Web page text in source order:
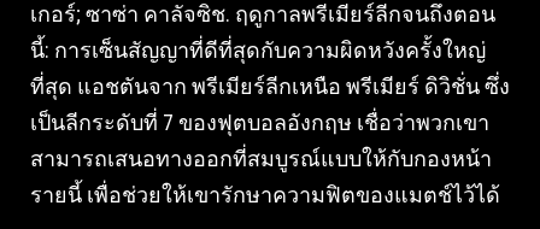
เกอร์; ซาซ่า คาลัจซิช. ฤดูกาลพรีเมียร์ลีกจนถึงตอน
นี้: การเซ็นสัญญาที่ดีที่สุดกับความผิดหวังครั้งใหญ่
ที่สุด แอชตันจาก พรีเมียร์ลีกเหนือ พรีเมียร์ ดิวิชั่น ซึ่ง
เป็นลีกระดับที่ 7 ของฟุตบอลอังกฤษ เชื่อว่าพวกเขา
สามารถเสนอทางออกที่สมบูรณ์แบบให้กับกองหน้า
รายนี้ เพื่อช่วยให้เขารักษาความฟิตของแมตช์ไว้ได้